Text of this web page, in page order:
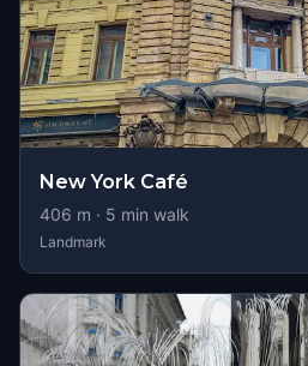
New York Café
406 m · 5 min walk
Landmark